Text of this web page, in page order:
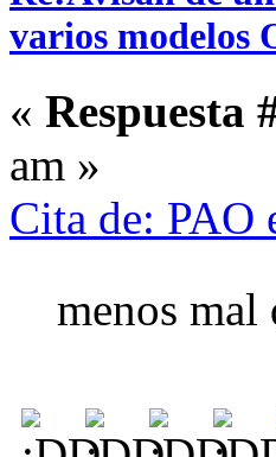
varios modelos
« Respuesta
am »
Cita de: PAO
menos